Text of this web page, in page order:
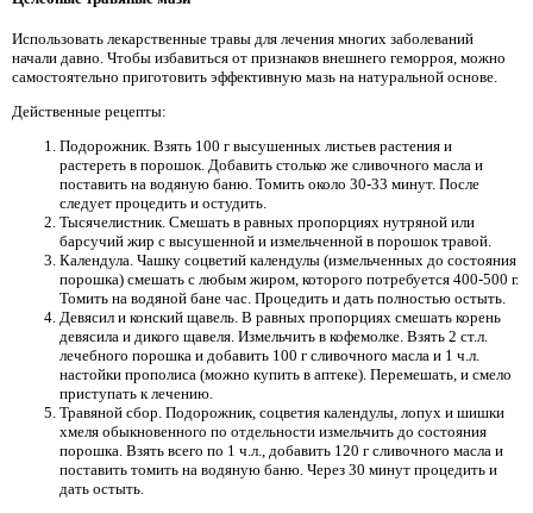
Использовать лекарственные травы для лечения многих заболеваний
начали давно. Чтобы избавиться от признаков внешнего геморроя, можно
самостоятельно приготовить эффективную мазь на натуральной основе.
Действенные рецепты:
Подорожник. Взять 100 г высушенных листьев растения и
растереть в порошок. Добавить столько же сливочного масла и
поставить на водяную баню. Томить около 30-33 минут. После
следует процедить и остудить.
Тысячелистник. Смешать в равных пропорциях нутряной или
барсучий жир с высушенной и измельченной в порошок травой.
Календула. Чашку соцветий календулы (измельченных до состояния
порошка) смешать с любым жиром, которого потребуется 400-500 г.
Томить на водяной бане час. Процедить и дать полностью остыть.
Девясил и конский щавель. В равных пропорциях смешать корень
девясила и дикого щавеля. Измельчить в кофемолке. Взять 2 ст.л.
лечебного порошка и добавить 100 г сливочного масла и 1 ч.л.
настойки прополиса (можно купить в аптеке). Перемешать, и смело
приступать к лечению.
Травяной сбор. Подорожник, соцветия календулы, лопух и шишки
хмеля обыкновенного по отдельности измельчить до состояния
порошка. Взять всего по 1 ч.л., добавить 120 г сливочного масла и
поставить томить на водяную баню. Через 30 минут процедить и
дать остыть.